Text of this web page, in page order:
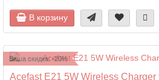
В корзину
Ваша скидка: -20%
Acefast E21 5W Wireless Charger